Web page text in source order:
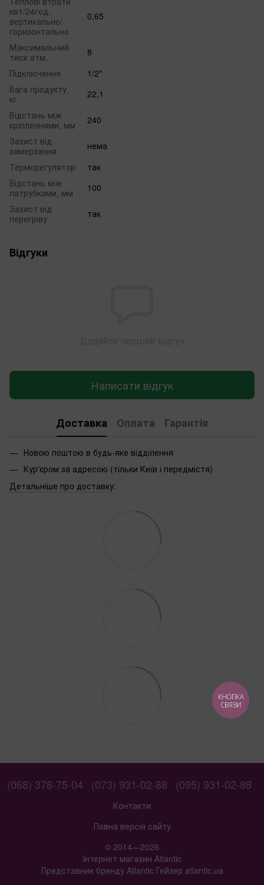
квт/24год,
вертикально/
горизонтально
0,65
Максимальний
тиск атм.
8
Підключення
1/2"
Вага продукту,
кг
22,1
Відстань між
кріпленнями, мм
240
Захист від
замерзання
нема
Терморегулятор
так
Відстань між
патрубками, мм
100
Захист від
перегріву
так
Відгуки
Написати відгук
Доставка Оплата Гарантія
Новою поштою в будь-яке відділення
Кур'єром за адресою (тільки Київ і передмістя)
Детальніше про доставку:
(068) 378-75-04 (073) 931-02-88 (095) 931-02-88
Контакти
Повна версія сайту
© 2014—2026
Інтернет магазин Atlantic
Представник бренду Atlantic Гейзер atlantic.ua
КНОПКА
СВЯЗИ